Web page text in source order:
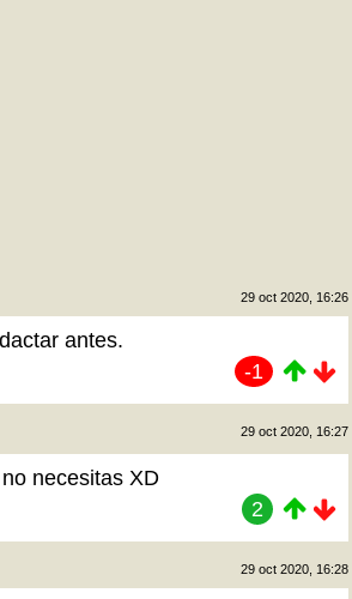
29 oct 2020, 16:26
antes.
-1
29 oct 2020, 16:27
necesitas XD
2
29 oct 2020, 16:28